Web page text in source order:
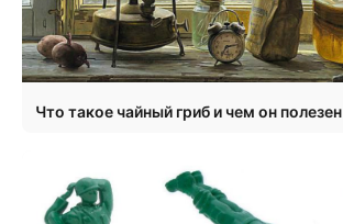
Что такое чайный гриб и чем он полезен